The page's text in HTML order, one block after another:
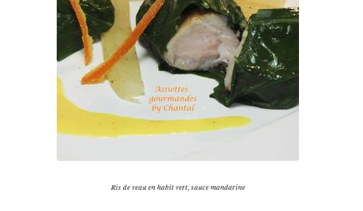
Ris de veau en habit vert, sauce mandarine